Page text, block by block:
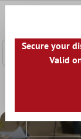
Secure your
Valid